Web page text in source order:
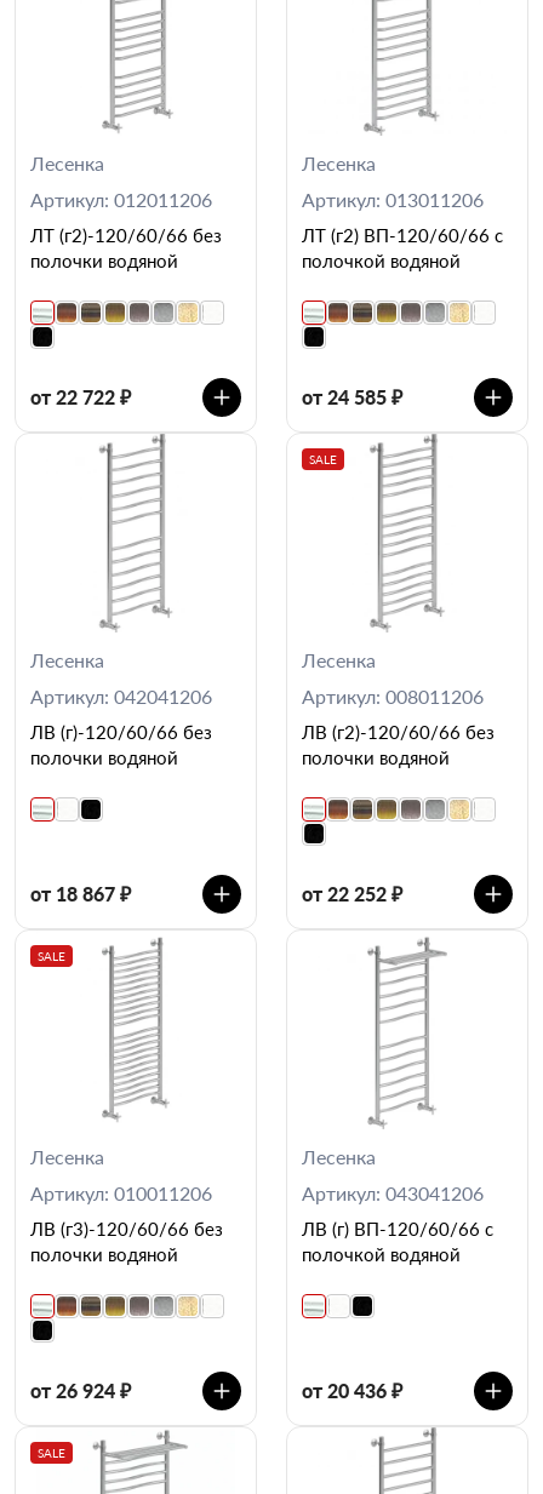
Лесенка
Артикул: 012011206
ЛТ (г2)-120/60/66 без
полочки водяной
от 22 722 ₽
Лесенка
Артикул: 013011206
ЛТ (г2) ВП-120/60/66 с
полочкой водяной
от 24 585 ₽
Лесенка
Артикул: 042041206
ЛВ (г)-120/60/66 без
полочки водяной
от 18 867 ₽
SALE
Лесенка
Артикул: 008011206
ЛВ (г2)-120/60/66 без
полочки водяной
от 22 252 ₽
SALE
Лесенка
Артикул: 010011206
ЛВ (г3)-120/60/66 без
полочки водяной
от 26 924 ₽
Лесенка
Артикул: 043041206
ЛВ (г) ВП-120/60/66 с
полочкой водяной
от 20 436 ₽
SALE